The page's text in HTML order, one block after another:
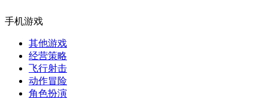
手机游戏
其他游戏
经营策略
飞行射击
动作冒险
角色扮演